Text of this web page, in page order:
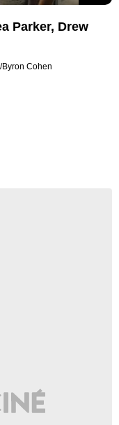
Parker, Drew
Cohen